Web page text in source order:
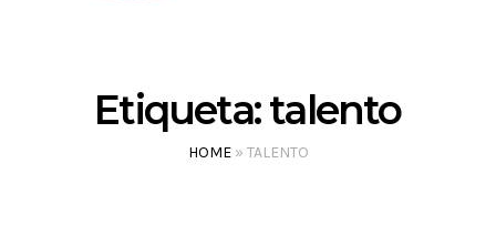
Etiqueta:talento
HOME» TALENTO